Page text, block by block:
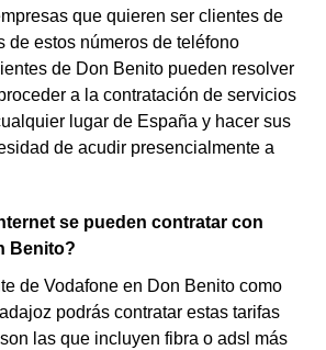
que quieren ser clientes de
de estos números de teléfono
de Don Benito pueden resolver
a la contratación de servicios
lugar de España y hacer sus
de acudir presencialmente a
se pueden contratar con
Benito?
de Vodafone en Don Benito como
podrás contratar estas tarifas
las que incluyen fibra o adsl más